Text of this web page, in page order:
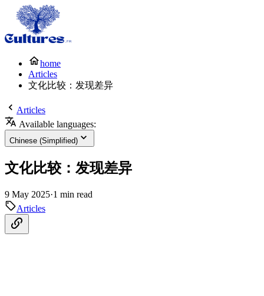
home
Articles
文化比较：发现差异
Articles
Available languages:
Chinese (Simplified)
文化比较：发现差异
9 May 2025·1 min read
Articles